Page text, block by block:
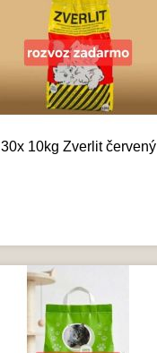
30x 10kg Zverlit červený